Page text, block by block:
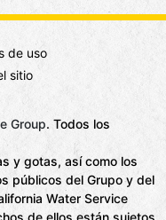
de uso
sitio
Group. Todos los
y gotas, así como los
públicos del Grupo y del
Water Service